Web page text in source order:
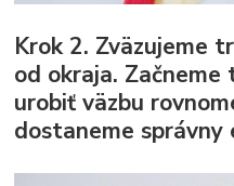
Krok 2. Zväzujeme
od okraja. Začneme
urobiť väzbu
dostaneme správny